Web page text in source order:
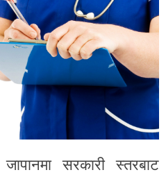
सरकारी स्तरबाट